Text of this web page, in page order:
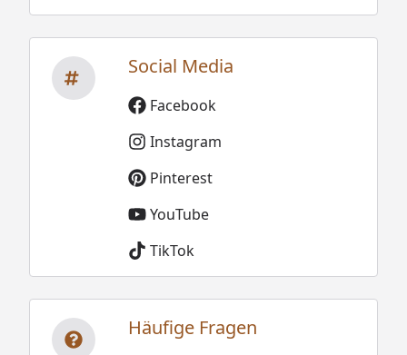
Social Media
Facebook
Instagram
Pinterest
YouTube
TikTok
Häufige Fragen